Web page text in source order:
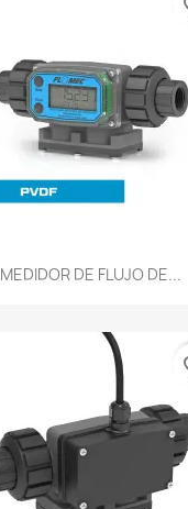
MEDIDOR DE FLUJO DE...